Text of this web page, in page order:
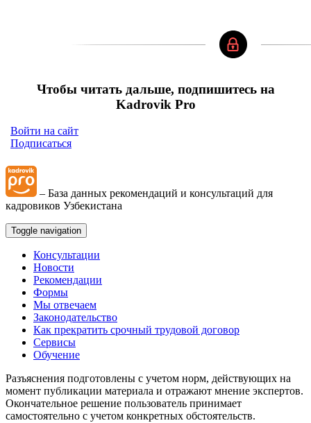
Чтобы читать дальше, подпишитесь на
Kadrovik Pro
Войти на сайт
Подписаться
– База данных рекомендаций и консультаций для
кадровиков Узбекистана
Toggle navigation
Консультации
Новости
Рекомендации
Формы
Мы отвечаем
Законодательство
Как прекратить срочный трудовой договор
Сервисы
Обучение
Разъяснения подготовлены с учетом норм, действующих на
момент публикации материала и отражают мнение экспертов.
Окончательное решение пользователь принимает
самостоятельно с учетом конкретных обстоятельств.